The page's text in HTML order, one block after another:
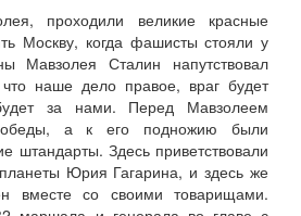
проходили великие красные
Москву, когда фашисты стояли у
Мавзолея Сталин напутствовал
наше дело правое, враг будет
за нами. Перед Мавзолеем
а к его подножию были
штандарты. Здесь приветствовали
Юрия Гагарина, и здесь же
вместе со своими товарищами.